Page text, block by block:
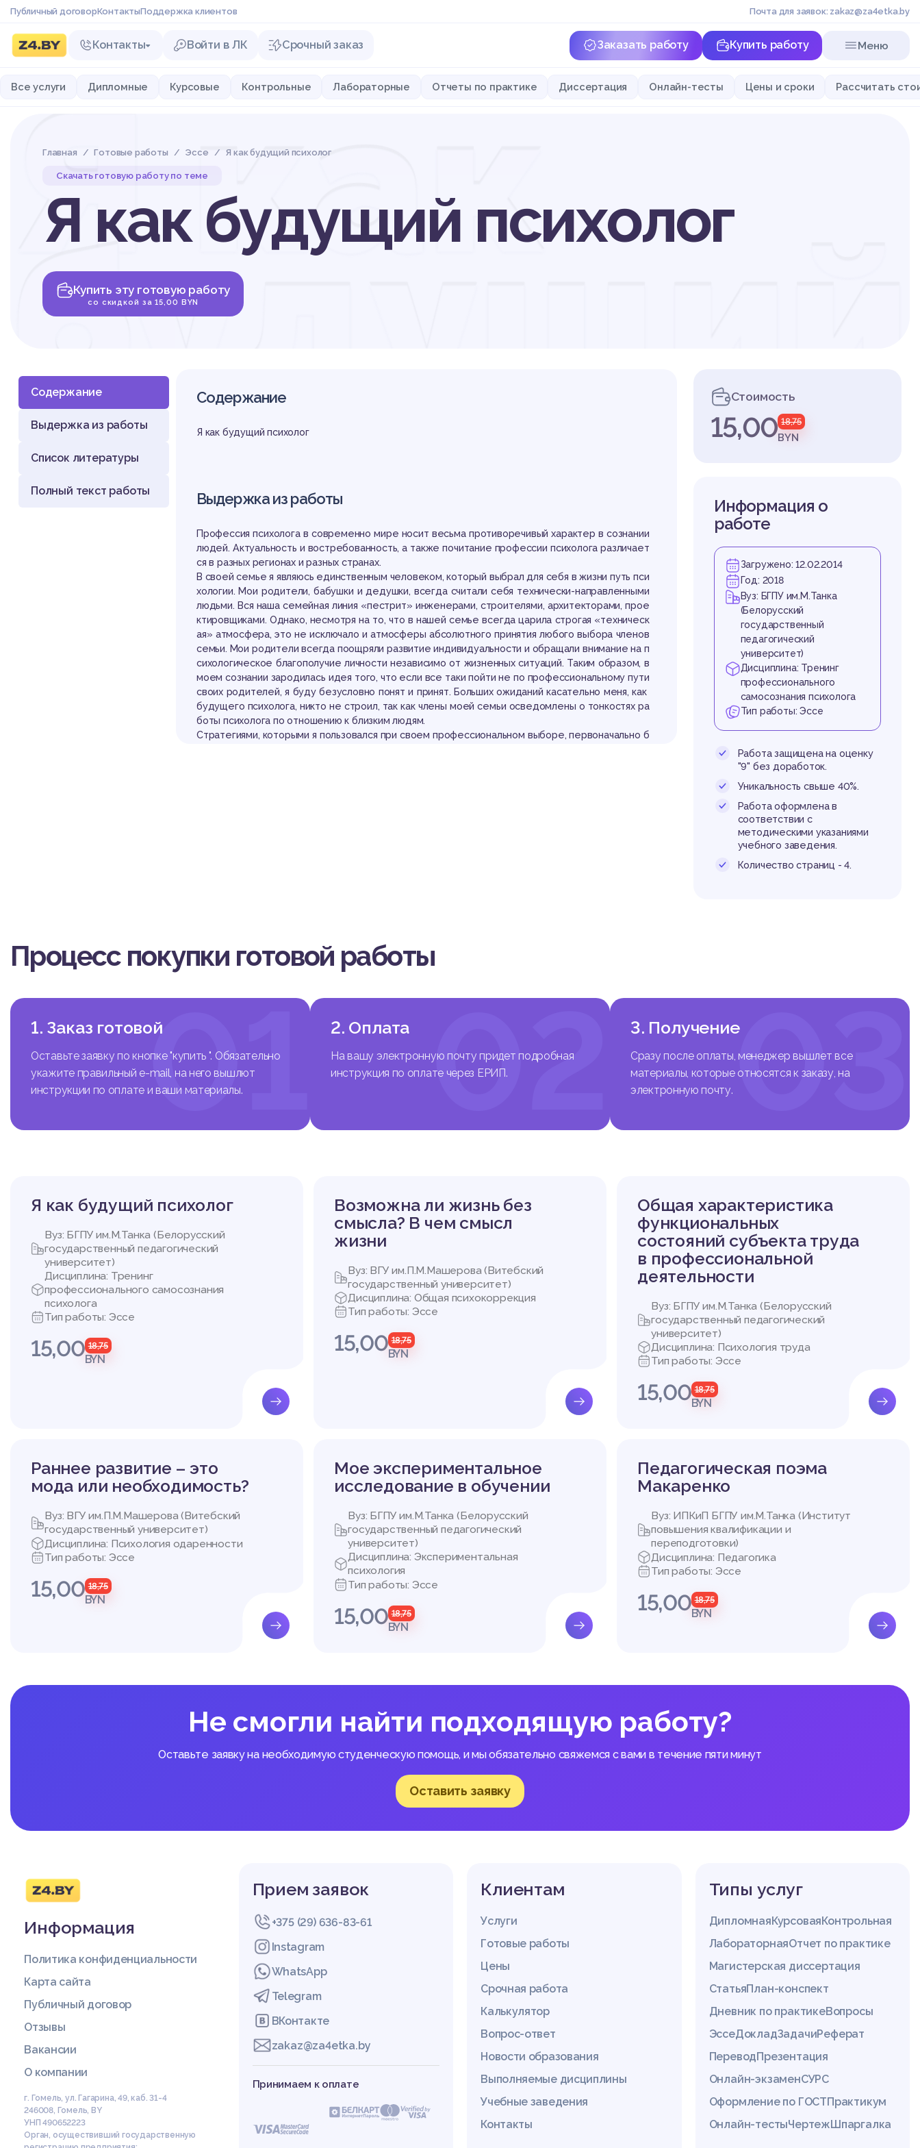
Публичный договорКонтактыПоддержка клиентов Почта для заявок: zakaz@za4etka.by
Контакты Войти в ЛК Срочный заказ Заказать работу Купить работу Меню
Все услуги Дипломные Курсовые Контрольные Лабораторные Отчеты по практике Диссертация Онлайн-тесты Цены и сроки Рассчитать
Главная Готовые работы Эссе Я как будущий психолог
Скачать готовую работу по теме
Я как будущий психолог
Купить эту готовую работу
со скидкой за 15,00 BYN
Я как
будущий
психолог
Содержание
Выдержка из работы
Список литературы
Полный текст работы
Содержание
Я как будущий психолог
Выдержка из работы
Профессия психолога в современно мире носит весьма противоречивый характер в сознании
людей. Актуальность и востребованность, а также почитание профессии психолога различает
ся в разных регионах и разных странах.
В своей семье я являюсь единственным человеком, который выбрал для себя в жизни путь пси
хологии. Мои родители, бабушки и дедушки, всегда считали себя технически-направленными
людьми. Вся наша семейная линия «пестрит» инженерами, строителями, архитекторами, прое
ктировщиками. Однако, несмотря на то, что в нашей семье всегда царила строгая «техническ
ая» атмосфера, это не исключало и атмосферы абсолютного принятия любого выбора членов
семьи. Мои родители всегда поощряли развитие индивидуальности и обращали внимание на п
сихологическое благополучие личности независимо от жизненных ситуаций. Таким образом, в
моем сознании зародилась идея того, что если все таки пойти не по профессиональному пути
своих родителей, я буду безусловно понят и принят. Больших ожиданий касательно меня, как
будущего психолога, никто не строил, так как члены моей семьи осведомлены о тонкостях ра
боты психолога по отношению к близким людям.
Стратегиями, которыми я пользовался при своем профессиональном выборе, первоначально б
(МПС). Благодаря данной методике можно выделить предельные жизненные смыслы личност
и, путем задавания вопросов. Для того, чтобы убедиться в правильном выборе профессиональ
Стоимость
15,00 18,75
BYN
Информация о
работе
Загружено: 12.02.2014
Год: 2018
Вуз: БГПУ им.М.Танка
(Белорусский
государственный
педагогический
университет)
Дисциплина: Тренинг
профессионального
самосознания психолога
Тип работы: Эссе
Работа защищена на оценку
"9" без доработок.
Уникальность свыше 40%.
Работа оформлена в
соответствии с
методическими указаниями
учебного заведения.
Количество страниц - 4.
Процесс покупки готовой работы
01
1. Заказ готовой
Оставьте заявку по кнопке "купить ". Обязательно
укажите правильный e-mail, на него вышлют
инструкции по оплате и ваши материалы.
02
2. Оплата
На вашу электронную почту придет подробная
инструкция по оплате через ЕРИП.
03
3. Получение
Сразу после оплаты, менеджер вышлет все
материалы, которые относятся к заказу, на
электронную почту.
Я как будущий психолог
Вуз: БГПУ им.М.Танка (Белорусский
государственный педагогический
университет)
Дисциплина: Тренинг
профессионального самосознания
психолога
Тип работы: Эссе
15,00 18,75
BYN
Возможна ли жизнь без
смысла? В чем смысл
жизни
Вуз: ВГУ им.П.М.Машерова (Витебский
государственный университет)
Дисциплина: Общая психокоррекция
Тип работы: Эссе
15,00 18,75
BYN
Общая характеристика
функциональных
состояний субъекта труда
в профессиональной
деятельности
Вуз: БГПУ им.М.Танка (Белорусский
государственный педагогический
университет)
Дисциплина: Психология труда
Тип работы: Эссе
15,00 18,75
BYN
Раннее развитие – это
мода или необходимость?
Вуз: ВГУ им.П.М.Машерова (Витебский
государственный университет)
Дисциплина: Психология одаренности
Тип работы: Эссе
15,00 18,75
BYN
Мое экспериментальное
исследование в обучении
Вуз: БГПУ им.М.Танка (Белорусский
государственный педагогический
университет)
Дисциплина: Экспериментальная
психология
Тип работы: Эссе
15,00 18,75
BYN
Педагогическая поэма
Макаренко
Вуз: ИПКиП БГПУ им.М.Танка (Институт
повышения квалификации и
переподготовки)
Дисциплина: Педагогика
Тип работы: Эссе
15,00 18,75
BYN
Не смогли найти подходящую работу?
Оставьте заявку на необходимую студенческую помощь, и мы обязательно свяжемся с вами в течение пяти минут
Оставить заявку
Информация
Политика конфиденциальности
Карта сайта
Публичный договор
Отзывы
Вакансии
О компании
г. Гомель, ул. Гагарина, 49, каб. 31-4
246008, Гомель BY
УНП 490652223
Орган, осуществивший государственную
Прием заявок
+375 (29) 636-83-61
Instagram
WhatsApp
Telegram
ВКонтакте
zakaz@za4etka.by
Принимаем к оплате
Клиентам
Услуги
Готовые работы
Цены
Срочная работа
Калькулятор
Вопрос-ответ
Новости образования
Выполняемые дисциплины
Учебные заведения
Контакты
Типы услуг
ДипломнаяКурсоваяКонтрольная
ЛабораторнаяОтчет по практике
Магистерская диссертация
СтатьяПлан-конспект
Дневник по практикеВопросы
ЭссеДокладЗадачиРеферат
ПереводПрезентация
Онлайн-экзаменСУРС
Оформление по ГОСТПрактикум
Онлайн-тестыЧертежШпаргалка